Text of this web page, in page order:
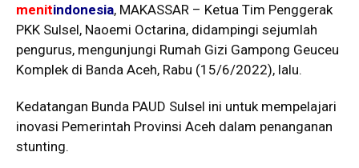
menitindonesia, MAKASSAR – Ketua Tim Penggerak
PKK Sulsel, Naoemi Octarina, didampingi sejumlah
pengurus, mengunjungi Rumah Gizi Gampong Geuceu
Komplek di Banda Aceh, Rabu (15/6/2022), lalu.
Kedatangan Bunda PAUD Sulsel ini untuk mempelajari
inovasi Pemerintah Provinsi Aceh dalam penanganan
stunting.